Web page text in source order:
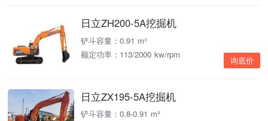
日立ZH200-5A挖掘机
铲斗容量：0.91 m³
额定功率：113/2000 kw/rpm
询底价
日立ZX195-5A挖掘机
铲斗容量：0.8-0.91 m³